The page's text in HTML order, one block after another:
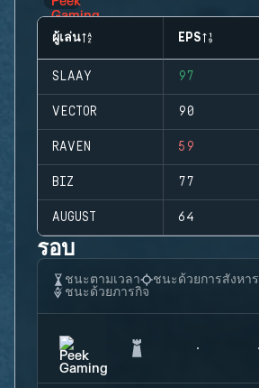
ผู้เล่น EPS
SLAAY 97
VECTOR 90
RAVEN 59
BIZ 77
AUGUST 64
รอบ
ชนะตามเวลา
ชนะด้วยการสังหาร
ชนะด้วยภารกิจ